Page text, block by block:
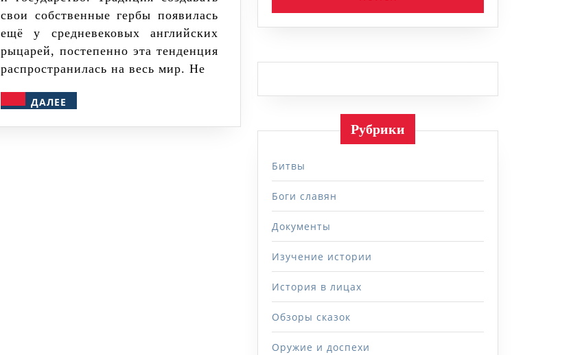
свои собственные гербы появилась
ещё у средневековых английских
рыцарей, постепенно эта тенденция
распространилась на весь мир. Не
ДАЛЕЕ
Рубрики
Битвы
Боги славян
Документы
Изучение истории
История в лицах
Обзоры сказок
Оружие и доспехи